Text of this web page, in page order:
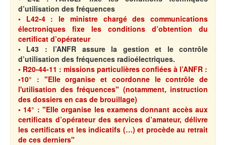
d’utilisation des fréquences
• L42-4 : le ministre chargé des communications
électroniques fixe les conditions d’obtention du
certificat d’opérateur
• L43 : l’ANFR assure la gestion et le contrôle
d’utilisation des fréquences radioélectriques.
• R20-44-11 : missions particulières confiées à l’ANFR :
•10° : "Elle organise et coordonne le contrôle de
l'utilisation des fréquences" (notamment, instruction
des dossiers en cas de brouillage)
• 14° : "Elle organise les examens donnant accès aux
certificats d’opérateur des services d’amateur, délivre
les certificats et les indicatifs (…) et procède au retrait
de ces derniers"